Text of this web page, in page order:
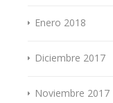
Enero 2018
Diciembre 2017
Noviembre 2017